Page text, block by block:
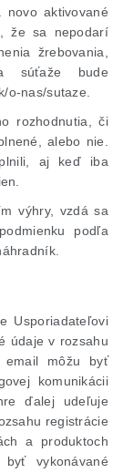
novo aktivované
že sa nepodarí
žrebovania,
súťaže bude
o-nas/sutaze.
rozhodnutia, či
alebo nie.
aj keď iba
výhry, vzdá sa
podľa
Usporiadateľovi
údaje v rozsahu
email môžu byť
komunikácii
ďalej udeľuje
registrácie
a produktoch
vykonávané